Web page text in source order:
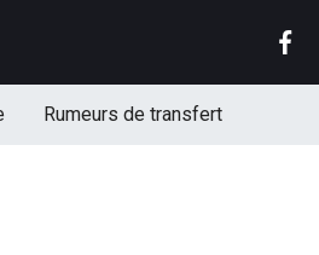
Rumeurs de transfert